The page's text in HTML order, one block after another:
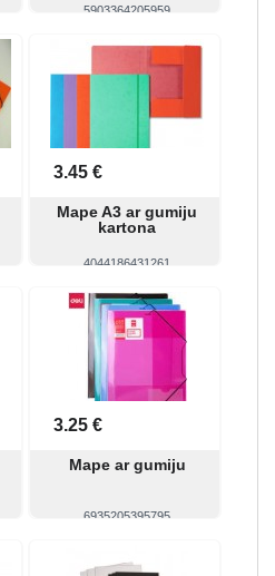
5903364205959
Skatīt Pirkt
3.45 €
Mape A3 ar gumiju
kartona
4044186431261
Skatīt Pirkt
3.25 €
Mape ar gumiju
6935205395795